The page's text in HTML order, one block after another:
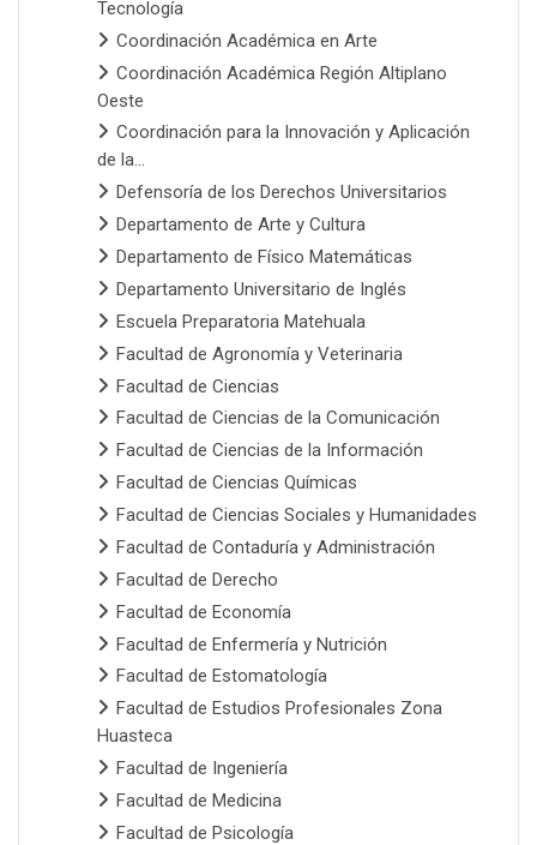
Tecnología
Coordinación Académica en Arte
Coordinación Académica Región Altiplano
Oeste
Coordinación para la Innovación y Aplicación
de la...
Defensoría de los Derechos Universitarios
Departamento de Arte y Cultura
Departamento de Físico Matemáticas
Departamento Universitario de Inglés
Escuela Preparatoria Matehuala
Facultad de Agronomía y Veterinaria
Facultad de Ciencias
Facultad de Ciencias de la Comunicación
Facultad de Ciencias de la Información
Facultad de Ciencias Químicas
Facultad de Ciencias Sociales y Humanidades
Facultad de Contaduría y Administración
Facultad de Derecho
Facultad de Economía
Facultad de Enfermería y Nutrición
Facultad de Estomatología
Facultad de Estudios Profesionales Zona
Huasteca
Facultad de Ingeniería
Facultad de Medicina
Facultad de Psicología